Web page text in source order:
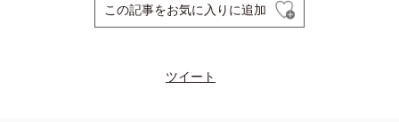
この記事をお気に入りに追加
ツイート